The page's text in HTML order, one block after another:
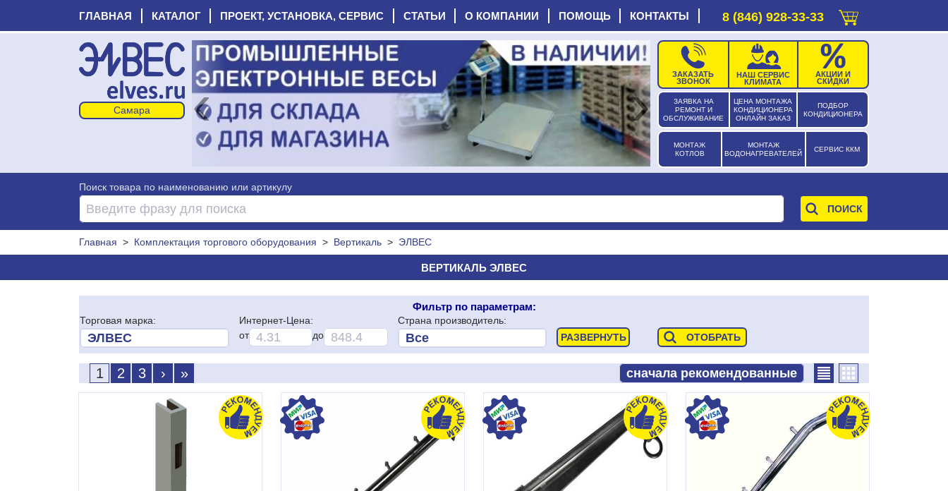
ГЛАВНАЯ КАТАЛОГ ПРОЕКТ, УСТАНОВКА, СЕРВИС СТАТЬИ О КОМПАНИИ ПОМОЩЬ КОНТАКТЫ 8 (846) 928-33-33
ЗАЯВКА НА
РЕМОНТ И
ОБСЛУЖИВАНИЕ
ЦЕНА МОНТАЖА
КОНДИЦИОНЕРА
ОНЛАЙН ЗАКАЗ
ПОДБОР
КОНДИЦИОНЕРА
МОНТАЖ
КОТЛОВ
МОНТАЖ
ВОДОНАГРЕВАТЕЛЕЙ
СЕРВИС ККМ
ЗАКАЗАТЬ
ЗВОНОК
НАШ СЕРВИС
КЛИМАТА
АКЦИИ И
СКИДКИ
‹ ›
Поиск товара по наименованию или артикулу
Главная > Комплектация торгового оборудования > Вертикаль > ЭЛВЕС
ВЕРТИКАЛЬ ЭЛВЕС
Фильтр по параметрам:
Торговая марка:
Интернет-Цена:
от
до
Страна производитель:
1 2 3 › »